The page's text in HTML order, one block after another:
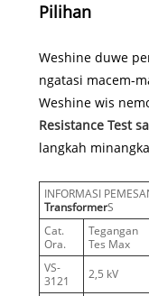
Pilihan
Weshine duwe
ngatasi macem-
Weshine wis
Resistance Test
langkah
INFORMASI
TransformerS
Cat.
Ora.
Tegangan
Tes Max
VS-
3121
2,5 kV